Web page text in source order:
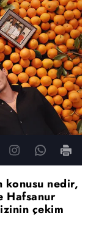
konusu nedir,
Hafsanur
çekim